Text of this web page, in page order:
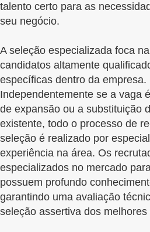
talento certo para as
seu negócio.
A seleção especializada foca
candidatos altamente
específicas dentro da empresa.
Independentemente se a vaga
de expansão ou a substituição
existente, todo o processo de
seleção é realizado por
experiência na área. Os
especializados no mercado
possuem profundo
garantindo uma avaliação
seleção assertiva dos melhores